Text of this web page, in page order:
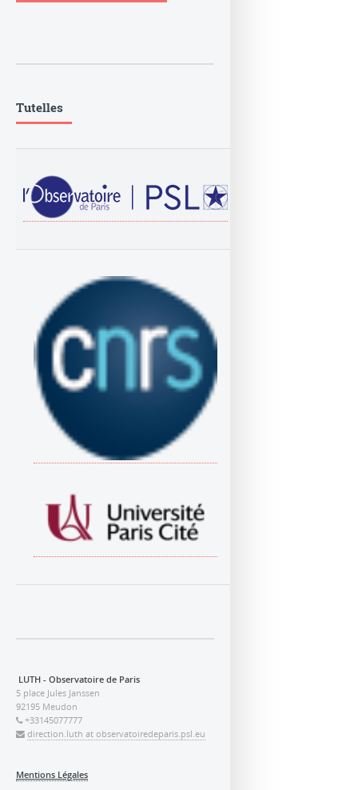
Tutelles
LUTH - Observatoire de Paris
5 place Jules Janssen
92195 Meudon
+33145077777
direction.luth at observatoiredeparis.psl.eu
Mentions Légales